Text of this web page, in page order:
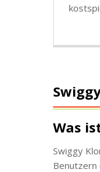
Was
Swiggy
Benutzern